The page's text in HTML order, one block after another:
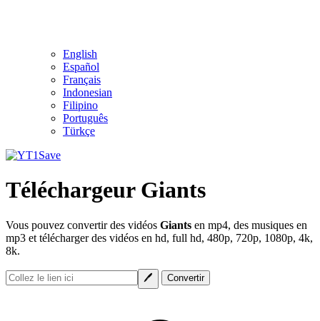
English
Español
Français
Indonesian
Filipino
Português
Türkçe
Téléchargeur Giants
Vous pouvez convertir des vidéos Giants en mp4, des musiques en
mp3 et télécharger des vidéos en hd, full hd, 480p, 720p, 1080p, 4k,
8k.